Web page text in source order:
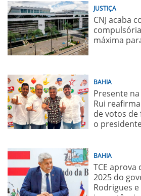
JUSTIÇA
CNJ acaba
máxima
BAHIA
Presente
Rui
de votos de
o
BAHIA
TCE aprova
2025 do
Rodrigues